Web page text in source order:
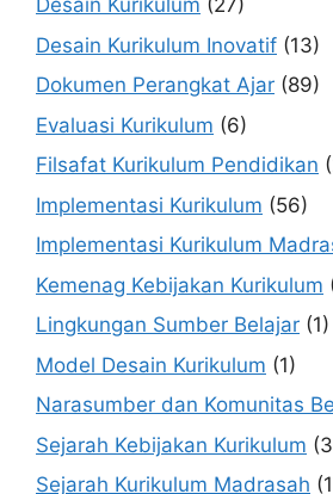
Desain Kurikulum (27)
Desain Kurikulum Inovatif (13)
Dokumen Perangkat Ajar (89)
Evaluasi Kurikulum (6)
Filsafat Kurikulum Pendidikan
Implementasi Kurikulum (56)
Implementasi Kurikulum
Kemenag Kebijakan Kurikulum
Lingkungan Sumber Belajar (1)
Model Desain Kurikulum (1)
Narasumber dan Komunitas
Sejarah Kebijakan Kurikulum
Sejarah Kurikulum Madrasah